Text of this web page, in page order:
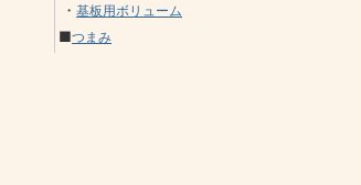
・ 基板用ボリューム
■つまみ